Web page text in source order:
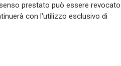
prestato può essere revocato
con l'utilizzo esclusivo di